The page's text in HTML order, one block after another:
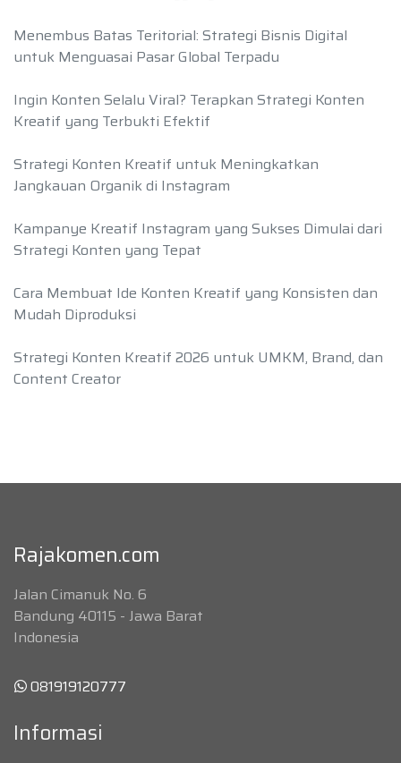
Menembus Batas Teritorial: Strategi Bisnis Digital
untuk Menguasai Pasar Global Terpadu
Ingin Konten Selalu Viral? Terapkan Strategi Konten
Kreatif yang Terbukti Efektif
Strategi Konten Kreatif untuk Meningkatkan
Jangkauan Organik di Instagram
Kampanye Kreatif Instagram yang Sukses Dimulai dari
Strategi Konten yang Tepat
Cara Membuat Ide Konten Kreatif yang Konsisten dan
Mudah Diproduksi
Strategi Konten Kreatif 2026 untuk UMKM, Brand, dan
Content Creator
Rajakomen.com
Jalan Cimanuk No. 6
Bandung 40115 - Jawa Barat
Indonesia
081919120777
Informasi